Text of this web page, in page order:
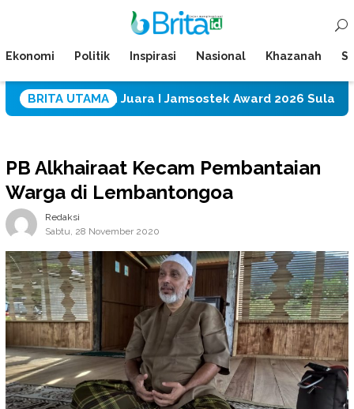
Mobile
Ekonomi Politik Inspirasi Nasional Khazanah
BRITA UTAMA
Raih Juara I Jamsostek Award 2026 Sulawesi Tengah
PB Alkhairaat Kecam Pembantaian
Warga di Lembantongoa
Redaksi
Sabtu, 28 November 2020